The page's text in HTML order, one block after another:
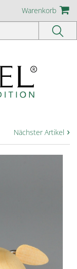
Warenkorb
Nächster Artikel ›